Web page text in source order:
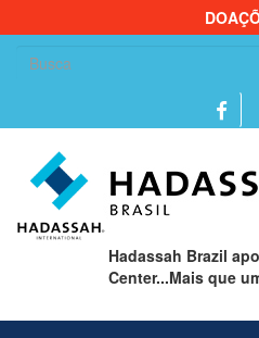
Hadassah Brazil
Center...Mais que